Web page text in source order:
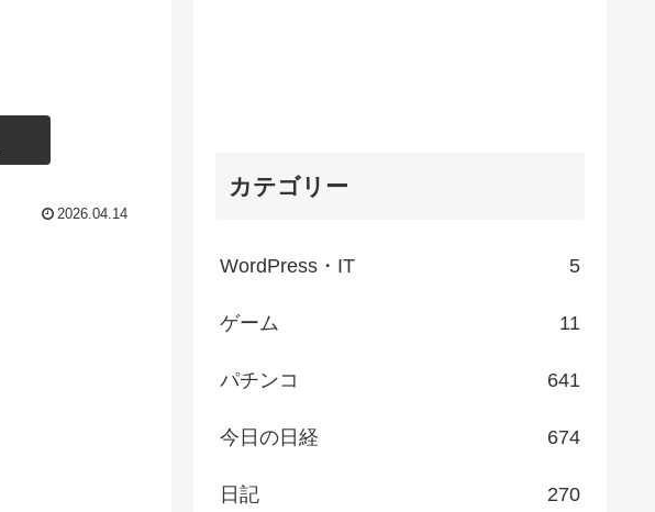
2026.04.14
カテゴリー
WordPress・IT 5
ゲーム 11
パチンコ 641
今日の日経 674
日記 270